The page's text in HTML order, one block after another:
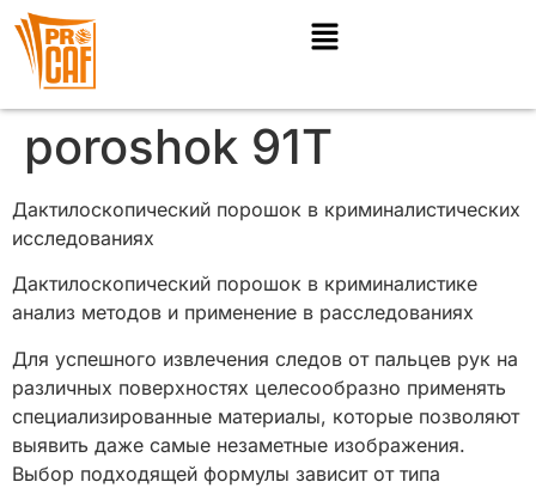
poroshok 91T
Дактилоскопический порошок в криминалистических
исследованиях
Дактилоскопический порошок в криминалистике
анализ методов и применение в расследованиях
Для успешного извлечения следов от пальцев рук на
различных поверхностях целесообразно применять
специализированные материалы, которые позволяют
выявить даже самые незаметные изображения.
Выбор подходящей формулы зависит от типа